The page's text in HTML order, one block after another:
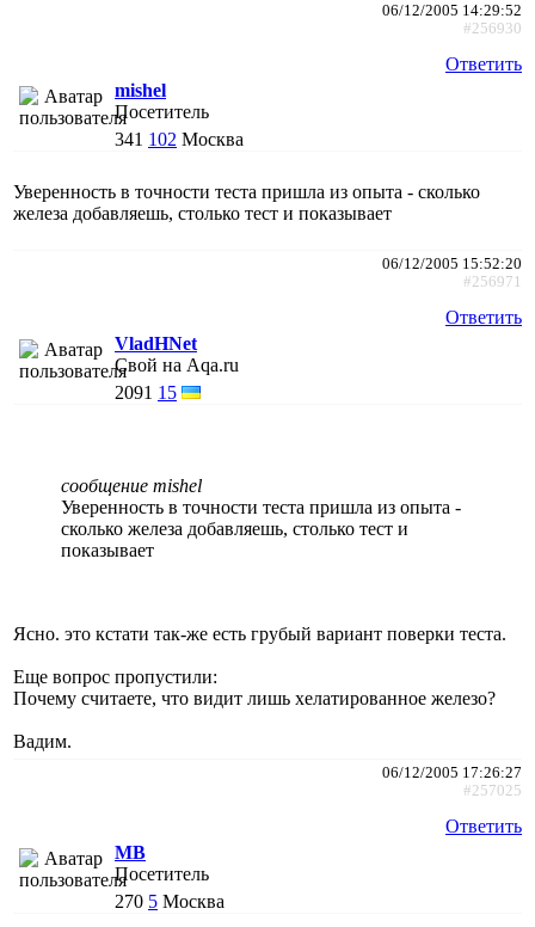
06/12/2005 14:29:52
#256930
Ответить
mishel
Посетитель
341 102 Москва
Уверенность в точности теста пришла из опыта - сколько
железа добавляешь, столько тест и показывает
06/12/2005 15:52:20
#256971
Ответить
VladHNet
Свой на Aqa.ru
2091 15
сообщение mishel
Уверенность в точности теста пришла из опыта -
сколько железа добавляешь, столько тест и
показывает
Ясно. это кстати так-же есть грубый вариант поверки теста.
Еще вопрос пропустили:
Почему считаете, что видит лишь хелатированное железо?
Вадим.
06/12/2005 17:26:27
#257025
Ответить
МВ
Посетитель
270 5 Москва